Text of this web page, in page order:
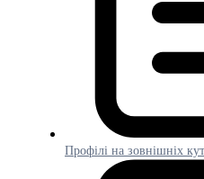
Профілі на зовнішніх